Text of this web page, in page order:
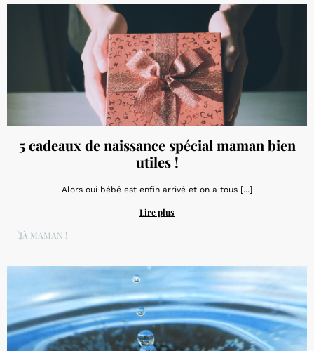
5 cadeaux de naissance spécial maman bien
utiles !
Alors oui bébé est enfin arrivé et on a tous [...]
Lire plus
DÉJÀ MAMAN !